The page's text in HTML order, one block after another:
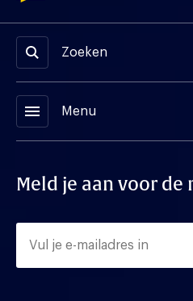
Zoeken
menu Menu
Meld je aan voor